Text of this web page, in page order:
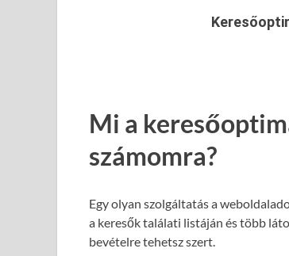
Mi a
számomra?
Egy olyan szolgáltatás a
a keresők találati listáján és több
bevételre tehetsz szert.